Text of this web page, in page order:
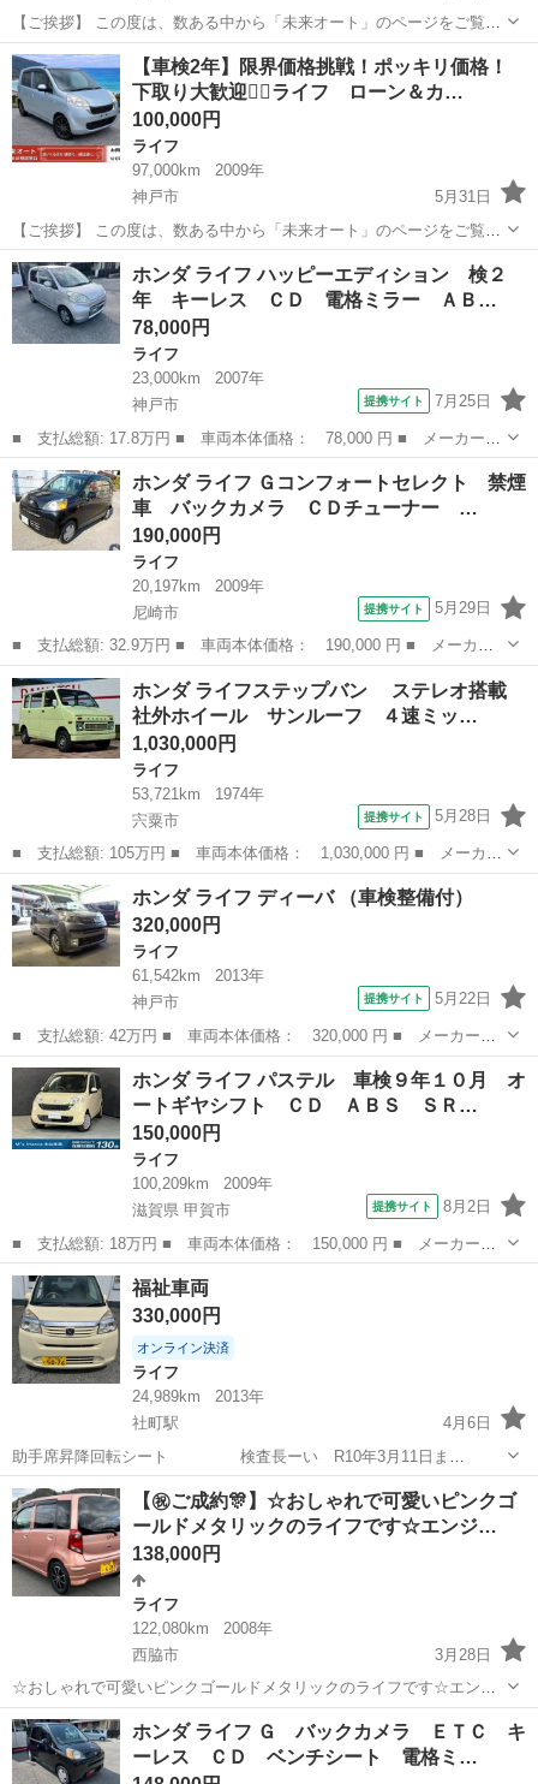
【ご挨拶】 この度は、数ある中から「未来オート」のページをご覧い
ただき、誠にありがとうございます。 兵庫県を拠点に、10年以上の実
績。 整備士・検査員・査定士の資格を持つプロフェッショナルが、厳
選した高品質車両のみを出品...
兵庫 神戸市 ライフ 車両
【車検2年】限界価格挑戦！ポッキリ価格！
下取り大歓迎🙆‍♂️ライフ ローン＆カ…
100,000円
ライフ
97,000km
2009年
神戸市
5月31日
【ご挨拶】 この度は、数ある中から「未来オート」のページをご覧い
ただき、誠にありがとうございます。 兵庫県を拠点に、10年以上の実
績。 整備士・検査員・査定士の資格を持つプロフェッショナルが、厳
選した高品質車両のみを出品...
兵庫 神戸市 ライフ
ホンダ ライフ ハッピーエディション 検２
年 キーレス ＣＤ 電格ミラー ＡＢ…
78,000円
ライフ
23,000km
2007年
神戸市
提携サイト 7月25日
■ 支払総額: 17.8万円 ■ 車両本体価格： 78,000 円 ■ メーカー
名： ホンダ ■ 車種名： ライフ ■ グレード名： ハッピーエデ
ィション 検２年 キーレス ＣＤ 電格ミラー ＡＢＳ ベンチシ
ート オートエ...
兵庫 神戸市 ライフ
ホンダ ライフ Ｇコンフォートセレクト 禁煙
車 バックカメラ ＣＤチューナー …
190,000円
ライフ
20,197km
2009年
尼崎市
提携サイト 5月29日
■ 支払総額: 32.9万円 ■ 車両本体価格： 190,000 円 ■ メーカー
名： ホンダ ■ 車種名： ライフ ■ グレード名： Ｇコンフォー
トセレクト 禁煙車 バックカメラ ＣＤチューナー 電動格納ミラ
ー キーレス...
兵庫 尼崎市 ライフ
ホンダ ライフステップバン ステレオ搭載
社外ホイール サンルーフ ４速ミッ…
1,030,000円
ライフ
53,721km
1974年
宍粟市
提携サイト 5月28日
■ 支払総額: 105万円 ■ 車両本体価格： 1,030,000 円 ■ メーカー
名： ホンダ ■ 車種名： ライフステップバン ■ グレード
名： ステレオ搭載 社外ホイール サンルーフ ４速ミッショ
ン ラジオ ヒータ...
兵庫 宍粟市 ライフ
ホンダ ライフ ディーバ （車検整備付）
320,000円
ライフ
61,542km
2013年
神戸市
提携サイト 5月22日
■ 支払総額: 42万円 ■ 車両本体価格： 320,000 円 ■ メーカー
名： ホンダ ■ 車種名： ライフ ■ グレード名： ディーバ ■
排気量： 660cc ■ ドア枚数： 5D ■ ミッション： AT4速 ■ ...
兵庫 神戸市 ライフ
ホンダ ライフ パステル 車検９年１０月 オ
ートギヤシフト ＣＤ ＡＢＳ ＳＲ…
150,000円
ライフ
100,209km
2009年
滋賀県 甲賀市
提携サイト 8月2日
■ 支払総額: 18万円 ■ 車両本体価格： 150,000 円 ■ メーカー
名： ホンダ ■ 車種名： ライフ ■ グレード名： パステル 車
検９年１０月 オートギヤシフト ＣＤ ＡＢＳ ＳＲＳエアバッ
グ ヘッドライトレ...
滋賀 甲賀市 ライフ
福祉車両
330,000円
オンライン決済
ライフ
24,989km
2013年
社町駅
4月6日
助手席昇降回転シート 検査長ーい R10年3月11日ま
で、 近い方でとりにきてくれる方を優
先させていただきます。 よろしくおねがいします。 走行距離が短く、
助手席側 凹みありますの...
兵庫 加東市 社町駅 ライフ 走行距離
【㊗️ご成約🎊】☆おしゃれで可愛いピンクゴ
ールドメタリックのライフです☆エンジ…
138,000円
ライフ
122,080km
2008年
西脇市
3月28日
☆おしゃれで可愛いピンクゴールドメタリックのライフです☆エンジ
ン快調◎ 禁煙清潔☆内外装美車☆社外品14インチAW☆エアロ付き☆
スマートキー☆プライバシーガラス☆車内イルミネーション☆車検付
きすぐ乗れます☆【車両交換や下取り...
兵庫 西脇市 ライフ 車両
ホンダ ライフ Ｇ バックカメラ ＥＴＣ キ
ーレス ＣＤ ベンチシート 電格ミ…